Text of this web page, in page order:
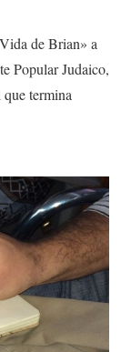
de Brian» a
Popular Judaico,
termina